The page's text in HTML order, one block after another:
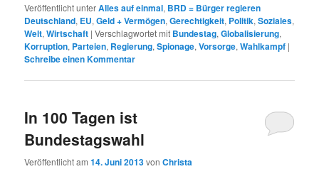
Veröffentlicht unterAlles auf einmal, BRD = Bürger regieren
Deutschland, EU,Geld + Vermögen,Gerechtigkeit, Politik,Soziales,
Welt,Wirtschaft |Verschlagwortet mit Bundestag,Globalisierung,
Korruption, Parteien, Regierung,Spionage,Vorsorge,Wahlkampf |
Schreibe einen Kommentar
In 100 Tagen ist
Bundestagswahl
Veröffentlicht am14. Juni 2013vonChrista